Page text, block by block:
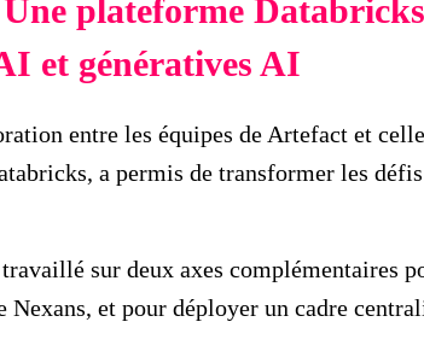
plateforme
et génératives AI
entre les équipes de Artefact et
a permis de transformer les
sur deux axes complémentaires
Nexans, et pour déployer un cadre